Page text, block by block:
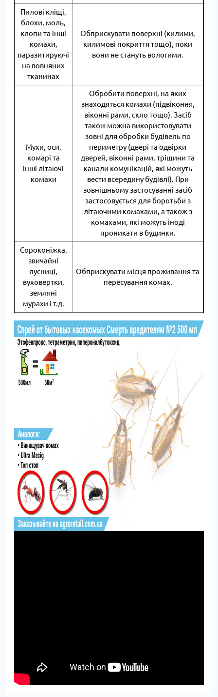
Пилові кліщі,
блохи, моль,
клопи та інші
комахи,
паразитируючі
на вовняних
тканинах
Обприскувати поверхні (килими,
килимові покриття тощо), поки
вони не стануть вологими.
Мухи, оси,
комарі та
інші літаючі
комахи
Обробити поверхні, на яких
знаходяться комахи (підвіконня,
віконні рами, скло тощо). Засіб
також можна використовувати
зовні для обробки будівель по
периметру (двері та одвірки
дверей, віконні рами, тріщини та
канали комунікацій, які можуть
вести всередину будівлі). При
зовнішньому застосуванні засіб
застосовується для боротьби з
літаючими комахами, а також з
комахами, які можуть іноді
проникати в будинки.
Сороконіжка,
звичайні
лусниці,
вуховертки,
земляні
мурахи і т.д.
Обприскувати місця проживання та
пересування комах.